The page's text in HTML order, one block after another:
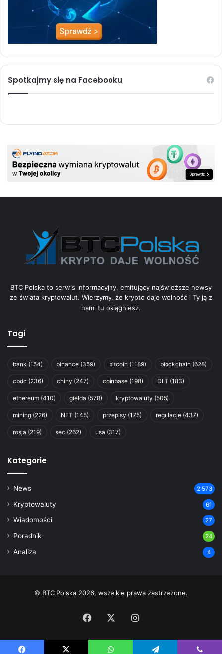
Spotkajmy się na Facebooku
BTC Polska to serwis informacyjny, emitujący najświeższe newsy
ze świata kryptowalut. Wierzymy, że krypto daje wolność i Ty ją z
nami tu osiągniesz.
Tagi
bank (154) binance (359) bitcoin (1189) blockchain (628)
cbdc (236) chiny (247) coinbase (198) DLT (183)
ethereum (410) giełda (578) kryptowaluty (505)
mining (226) NFT (145) przepisy (175) regulacje (437)
rosja (219) sec (262) usa (317)
Kategorie
News 2 573
Kryptowaluty 61
Wiadomości 27
Poradnik 24
Analiza 4
© BTC Polska 2026, wszelkie prawa zastrzeżone.
Facebook Instagram